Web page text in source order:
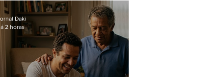
Daki
2 horas